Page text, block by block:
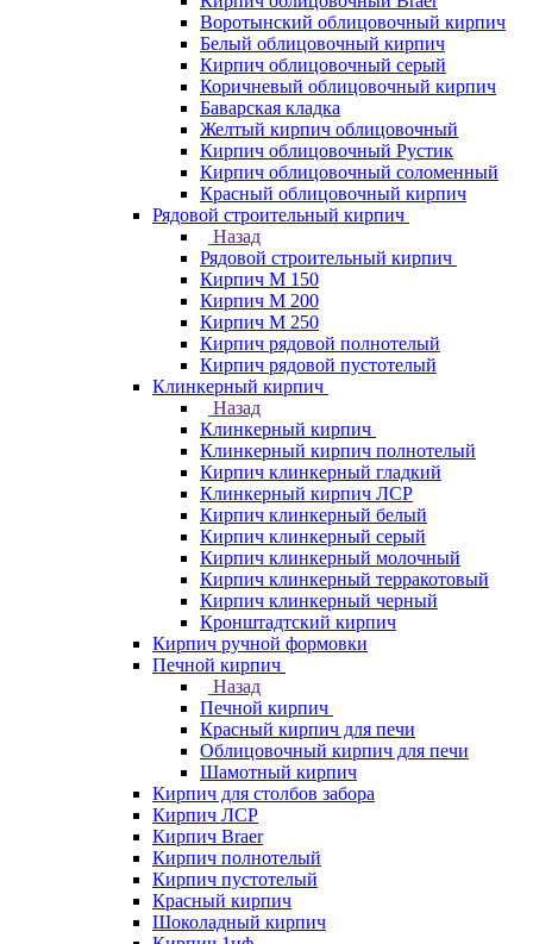
Воротынский облицовочный кирпич
Белый облицовочный кирпич
Кирпич облицовочный серый
Коричневый облицовочный кирпич
Баварская кладка
Желтый кирпич облицовочный
Кирпич облицовочный Рустик
Кирпич облицовочный соломенный
Красный облицовочный кирпич
Рядовой строительный кирпич
Назад
Рядовой строительный кирпич
Кирпич М 150
Кирпич М 200
Кирпич М 250
Кирпич рядовой полнотелый
Кирпич рядовой пустотелый
Клинкерный кирпич
Назад
Клинкерный кирпич
Клинкерный кирпич полнотелый
Кирпич клинкерный гладкий
Клинкерный кирпич ЛСР
Кирпич клинкерный белый
Кирпич клинкерный серый
Кирпич клинкерный молочный
Кирпич клинкерный терракотовый
Кирпич клинкерный черный
Кронштадтский кирпич
Кирпич ручной формовки
Печной кирпич
Назад
Печной кирпич
Красный кирпич для печи
Облицовочный кирпич для печи
Шамотный кирпич
Кирпич для столбов забора
Кирпич ЛСР
Кирпич Braer
Кирпич полнотелый
Кирпич пустотелый
Красный кирпич
Шоколадный кирпич